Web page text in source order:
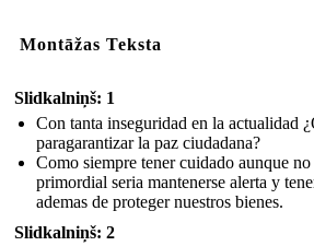
Montāžas Teksta
Slidkalniņš: 1
Con tanta inseguridad en la actualidad
paragarantizar la paz ciudadana?
Como siempre tener cuidado aunque
primordial seria mantenerse alerta y
ademas de proteger nuestros bienes.
Slidkalniņš: 2